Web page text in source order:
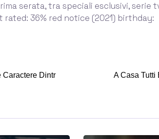
serata, tra speciali esclusivi, serie
rated: 36% red notice (2021) birthday:
Dintr
A Casa